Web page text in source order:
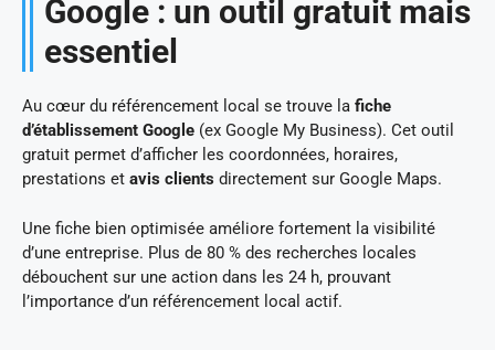
Google : un outil gratuit mais
essentiel
Au cœur du référencement local se trouve la fiche
d’établissement Google (ex Google My Business). Cet outil
gratuit permet d’afficher les coordonnées, horaires,
prestations et avis clients directement sur Google Maps.
Une fiche bien optimisée améliore fortement la visibilité
d’une entreprise. Plus de 80 % des recherches locales
débouchent sur une action dans les 24 h, prouvant
l’importance d’un référencement local actif.